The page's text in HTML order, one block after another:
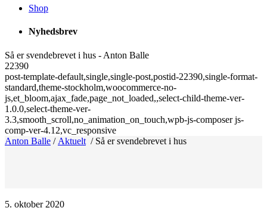
Shop
Nyhedsbrev
Så er svendebrevet i hus - Anton Balle
22390
post-template-default,single,single-post,postid-22390,single-format-
standard,theme-stockholm,woocommerce-no-
js,et_bloom,ajax_fade,page_not_loaded,,select-child-theme-ver-
1.0.0,select-theme-ver-
3.3,smooth_scroll,no_animation_on_touch,wpb-js-composer js-
comp-ver-4.12,vc_responsive
Anton Balle / Aktuelt / Så er svendebrevet i hus
5. oktober 2020